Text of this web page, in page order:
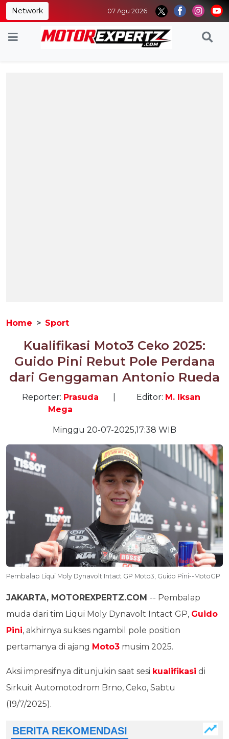
Network 07 Agu 2026
Home Sport
Kualifikasi Moto3 Ceko 2025:
Guido Pini Rebut Pole Perdana
dari Genggaman Antonio Rueda
Reporter: Prasuda
Mega
Editor: M. Iksan
Minggu 20-07-2025,17:38 WIB
Pembalap Liqui Moly Dynavolt Intact GP Moto3, Guido Pini--MotoGP
JAKARTA, MOTOREXPERTZ.COM -- Pembalap
muda dari tim Liqui Moly Dynavolt Intact GP, Guido
Pini, akhirnya sukses ngambil pole position
pertamanya di ajang Moto3 musim 2025.
Aksi impresifnya ditunjukin saat sesi kualifikasi di
Sirkuit Automotodrom Brno, Ceko, Sabtu
(19/7/2025).